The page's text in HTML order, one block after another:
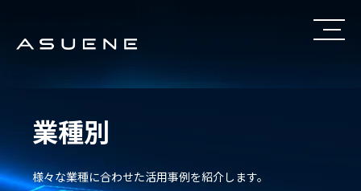
業種別
様々な業種に合わせた活用事例を紹介します。